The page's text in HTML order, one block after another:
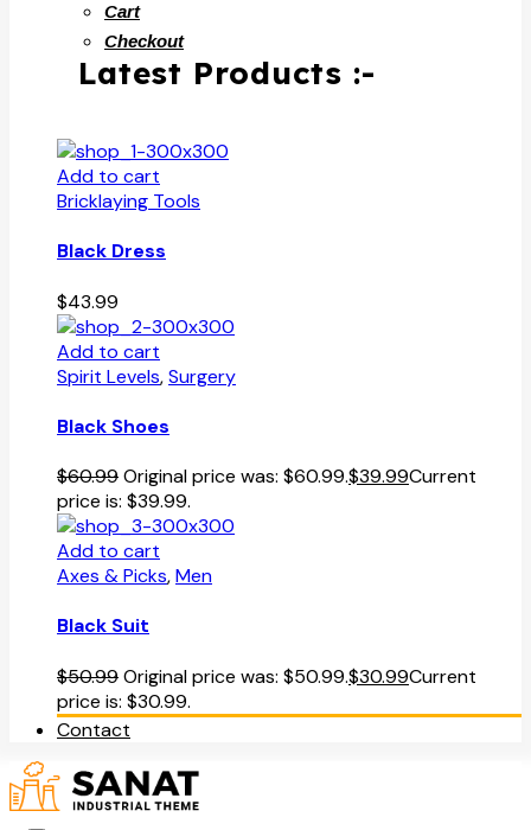
Cart
Checkout
Latest Products :-
Add to cart
Bricklaying Tools
Black Dress
$43.99
Add to cart
Spirit Levels,Surgery
Black Shoes
$60.99Original price was: $60.99.$39.99Current
price is: $39.99.
Add to cart
Axes & Picks,Men
Black Suit
$50.99Original price was: $50.99.$30.99Current
price is: $30.99.
Contact